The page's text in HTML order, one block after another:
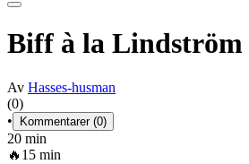
Biff à la Lindström
Av Hasses-husman
(0)
•
Kommentarer (0)
20 min
🔥 15 min